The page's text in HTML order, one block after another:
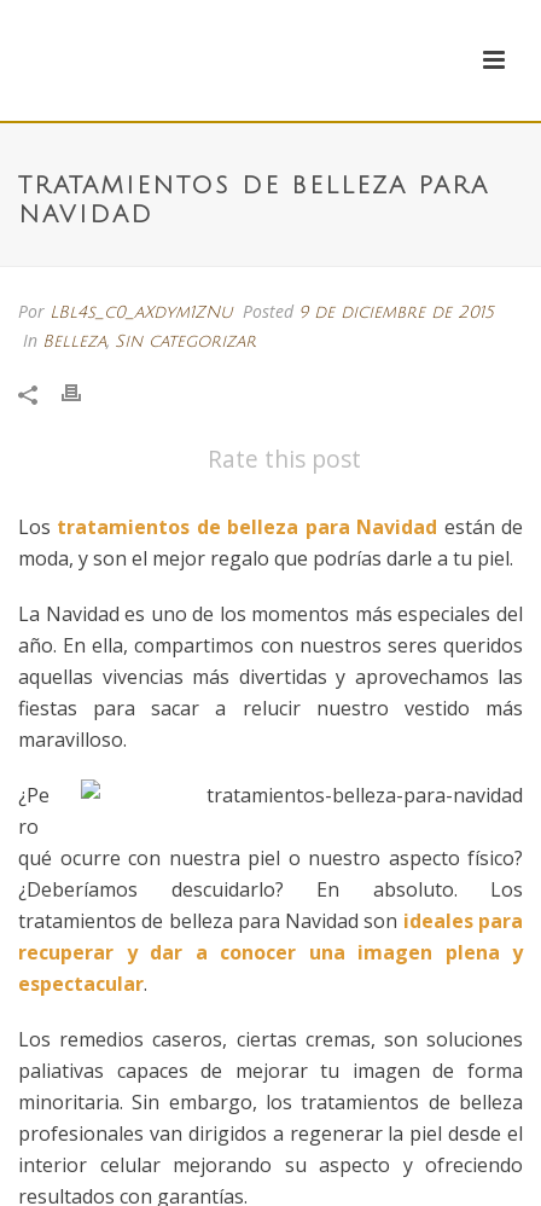
TRATAMIENTOS DE BELLEZA PARA
NAVIDAD
Por LBl4s_c0_aXdym1ZNu Posted 9 de diciembre de 2015
In Belleza, Sin categorizar
Rate this post
Los tratamientos de belleza para Navidad están de
moda, y son el mejor regalo que podrías darle a tu piel.
La Navidad es uno de los momentos más especiales del
año. En ella, compartimos con nuestros seres queridos
aquellas vivencias más divertidas y aprovechamos las
fiestas para sacar a relucir nuestro vestido más
maravilloso.
¿Pe
ro
qué ocurre con nuestra piel o nuestro aspecto físico?
¿Deberíamos descuidarlo? En absoluto. Los
tratamientos de belleza para Navidad son ideales para
recuperar y dar a conocer una imagen plena y
espectacular.
Los remedios caseros, ciertas cremas, son soluciones
paliativas capaces de mejorar tu imagen de forma
minoritaria. Sin embargo, los tratamientos de belleza
profesionales van dirigidos a regenerar la piel desde el
interior celular mejorando su aspecto y ofreciendo
resultados con garantías.